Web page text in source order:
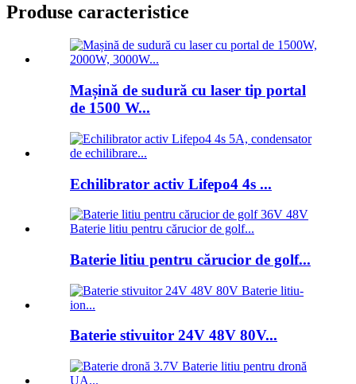
Produse caracteristice
Mașină de sudură cu laser tip portal
de 1500 W...
Echilibrator activ Lifepo4 4s ...
Baterie litiu pentru cărucior de golf...
Baterie stivuitor 24V 48V 80V...